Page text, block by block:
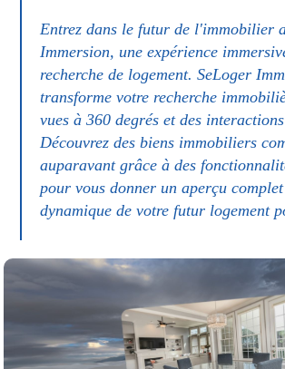
Entrez dans le futur de l'immobilier
Immersion, une expérience
recherche de logement. SeLoger
transforme votre recherche
vues à 360 degrés et des
Découvrez des biens immobiliers
auparavant grâce à des
pour vous donner un aperçu
dynamique de votre futur logement